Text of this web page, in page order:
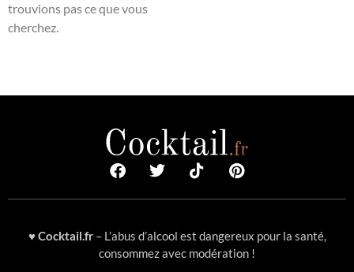
trouvions pas ce que vous
cherchez.
♥ Cocktail.fr– L’abus d’alcool est dangereux pour la santé,
consommez avec modération !